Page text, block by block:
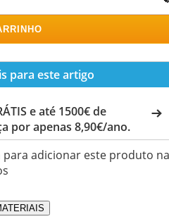
para este artigo
e até 1500€ de
por apenas 8,90€/ano.
para adicionar este produto na